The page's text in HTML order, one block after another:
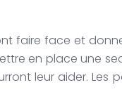
faire face et
en place une
leur aider. Les